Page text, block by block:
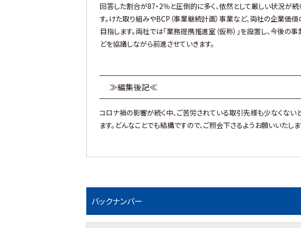
回答した割合が87・2％と圧倒的に多く、依然として厳しい状況が続
す。けた取り組みやBCP（事業継続計画）事業など、両社の企業価
目指します。両社では「業務提携推進室（仮称）」を設置し、今後の
どを協議しながら前進させていきます。
≫編集後記≪
コロナ禍の影響が続く中、ご苦労されている取引先様も少なくな
ます。どんなことでも結構ですので、ご照会下さるようお願いいたしま
バックナンバー